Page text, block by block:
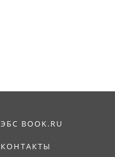
ЭБС BOOK.RU
КОНТАКТЫ